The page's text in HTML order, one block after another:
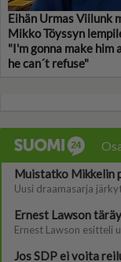
Eihän Urmas Viilunk
Mikko Töyssyn
"I'm gonna make him
he can´t refuse"